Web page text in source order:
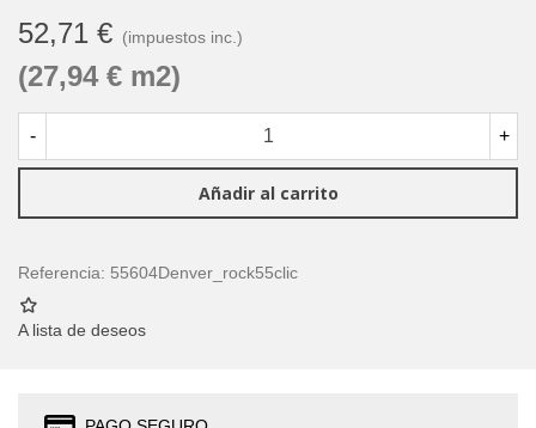
52,71 € (impuestos inc.)
(27,94 € m2)
- +
Añadir al carrito
Referencia: 55604Denver_rock55clic
A lista de deseos